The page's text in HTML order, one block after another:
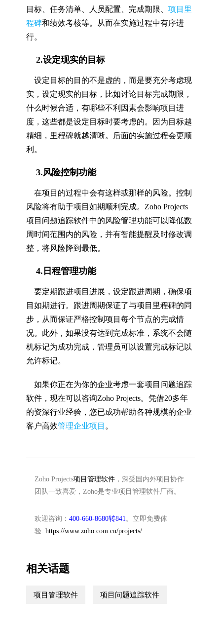
目标、任务清单、人员配置、完成期限、 项目里
程碑和绩效考核等。从而在实施过程中有序进
行。
2.设定现实的目标
设定目标的目的不是虚的，而是要充分考虑现
实，设定现实的目标，比如讨论目标完成期限，
什么时候合适，有哪些不利因素会影响项目进
度，这些都是设定目标时要考虑的。因为目标越
精细，里程碑就越清晰。后面的实施过程会更顺
利。
3.风险控制功能
在项目的过程中会有这样或那样的风险。控制
风险将有助于项目如期顺利完成。Zoho Projects
项目问题追踪软件中的风险管理功能可以降低数
周时间范围内的风险，并有智能提醒及时修改调
整，将风险降到最低。
4.日程管理功能
要定期跟进项目进展，设定跟进周期，确保项
目如期进行。跟进周期保证了与项目里程碑的同
步，从而保证严格控制项目每个节点的完成情
况。此外，如果没有达到完成标准，系统不会随
机标记为成功完成，管理员可以设置完成标记以
允许标记。
如果你正在为你的企业考虑一套项目问题追踪
软件，现在可以咨询Zoho Projects。凭借20多年
的资深行业经验，您已成功帮助各种规模的企业
客户高效管理企业项目 。
Zoho Projects项目管理软件，深受国内外项目协作
团队一致喜爱，Zoho是专业项目管理软件厂商。
欢迎咨询： 400-660-8680转841。立即免费体
验: https://www.zoho.com.cn/projects/
相关话题
项目管理软件 项目问题追踪软件